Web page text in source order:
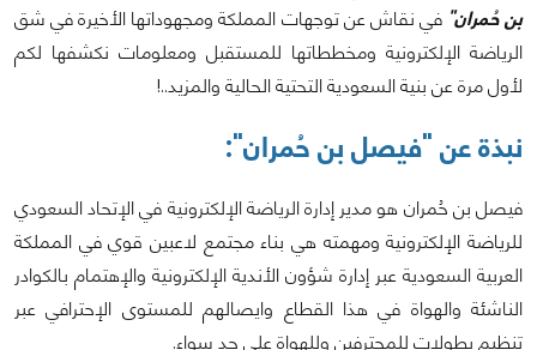
بن حُمران" في نقاش عن توجهات المملكة ومجهوداتها الأخيرة في شق
الرياضة الإلكترونية ومخططاتها للمستقبل ومعلومات نكشفها لكم
لأول مرة عن بنية السعودية التحتية الحالية والمزيد..!
نبذة عن "فيصل بن حُمران":
فيصل بن حُمران هو مدير إدارة الرياضة الإلكترونية في الإتحاد السعودي
للرياضة الإلكترونية ومهمته هي بناء مجتمع لاعبين قوي في المملكة
العربية السعودية عبر إدارة شؤون الأندية الإلكترونية والإهتمام بالكوادر
الناشئة والهواة في هذا القطاع وايصالهم للمستوى الإحترافي عبر
تنظيم بطولات للمحترفين وللهواة على حد سواء.